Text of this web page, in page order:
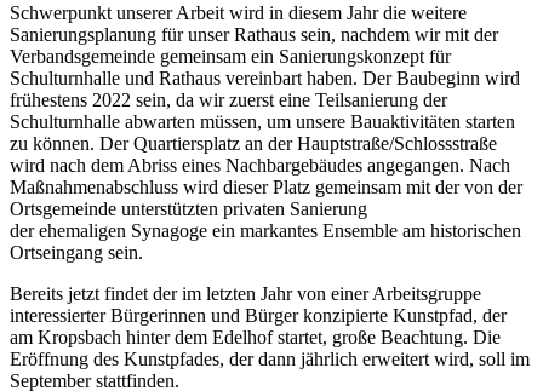
Schwerpunkt unserer Arbeit wird in diesem Jahr die weitere
Sanierungsplanung für unser Rathaus sein, nachdem wir mit der
Verbandsgemeinde gemeinsam ein Sanierungskonzept für
Schulturnhalle und Rathaus vereinbart haben. Der Baubeginn wird
frühestens 2022 sein, da wir zuerst eine Teilsanierung der
Schulturnhalle abwarten müssen, um unsere Bauaktivitäten starten
zu können. Der Quartiersplatz an der Hauptstraße/Schlossstraße
wird nach dem Abriss eines Nachbargebäudes angegangen. Nach
Maßnahmenabschluss wird dieser Platz gemeinsam mit der von der
Ortsgemeinde unterstützten privaten Sanierung
der ehemaligen Synagoge ein markantes Ensemble am historischen
Ortseingang sein.
Bereits jetzt findet der im letzten Jahr von einer Arbeitsgruppe
interessierter Bürgerinnen und Bürger konzipierte Kunstpfad, der
am Kropsbach hinter dem Edelhof startet, große Beachtung. Die
Eröffnung des Kunstpfades, der dann jährlich erweitert wird, soll im
September stattfinden.